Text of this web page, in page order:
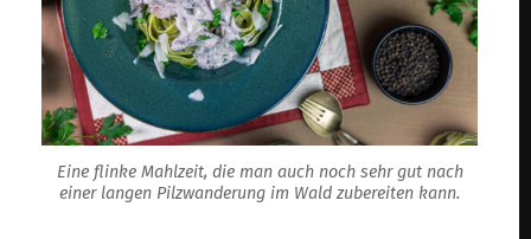
Eine flinke Mahlzeit, die man auch noch sehr gut nach
einer langen Pilzwanderung im Wald zubereiten kann.